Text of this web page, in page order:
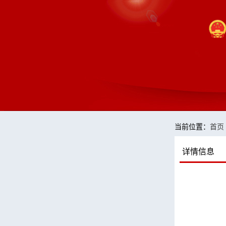
当前位置： 首页
详情信息